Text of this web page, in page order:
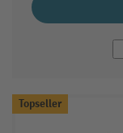
Topseller